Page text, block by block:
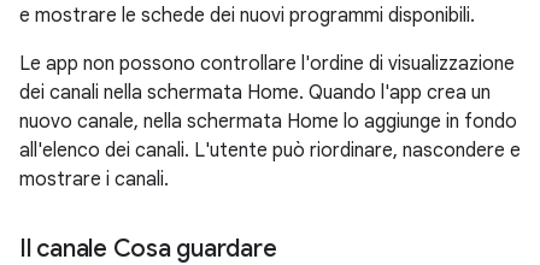
e mostrare le schede dei nuovi programmi disponibili.
Le app non possono controllare l'ordine di visualizzazione
dei canali nella schermata Home. Quando l'app crea un
nuovo canale, nella schermata Home lo aggiunge in fondo
all'elenco dei canali. L'utente può riordinare, nascondere e
mostrare i canali.
Il canale Cosa guardare